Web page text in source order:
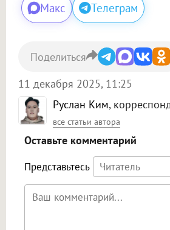
Макс Телеграм
Руслан Ким,
все статьи автора
11 декабря 2025, 11:25
Поделиться
Оставьте комментарий
Представьтесь